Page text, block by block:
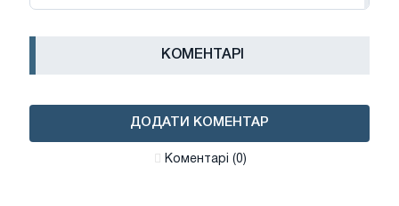
КОМЕНТАРІ
ДОДАТИ КОМЕНТАР
Коментарі (0)